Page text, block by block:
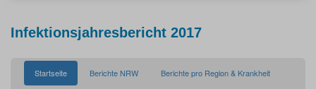
Infektionsjahresbericht 2017